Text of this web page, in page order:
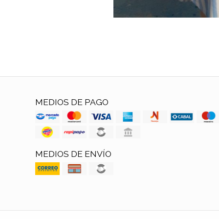
MEDIOS DE PAGO
MEDIOS DE ENVÍO